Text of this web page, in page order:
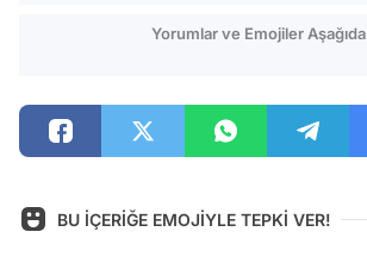
Yorumlar ve Emojiler Aşağıda
BU İÇERİĞE EMOJİYLE TEPKİ VER!